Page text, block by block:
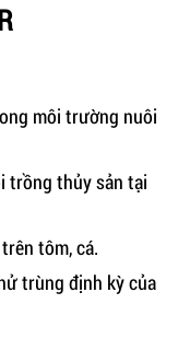
môi trường nuôi
trồng thủy sản tại
tôm, cá.
trùng định kỳ của